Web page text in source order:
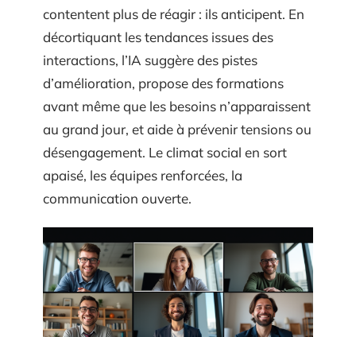
contentent plus de réagir : ils anticipent. En
décortiquant les tendances issues des
interactions, l’IA suggère des pistes
d’amélioration, propose des formations
avant même que les besoins n’apparaissent
au grand jour, et aide à prévenir tensions ou
désengagement. Le climat social en sort
apaisé, les équipes renforcées, la
communication ouverte.